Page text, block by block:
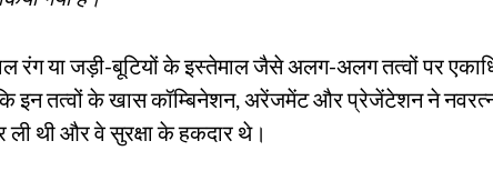
रंग या जड़ी-बूटियों के इस्तेमाल जैसे अलग-अलग तत्वों पर
इन तत्वों के खास कॉम्बिनेशन, अरेंजमेंट और प्रेजेंटेशन ने
ली थी और वे सुरक्षा के हकदार थे।